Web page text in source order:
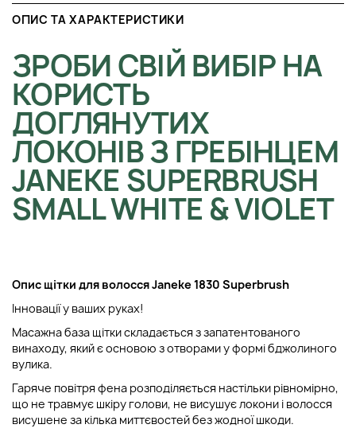
ОПИС ТА ХАРАКТЕРИСТИКИ
ЗРОБИ СВІЙ ВИБІР НА
КОРИСТЬ
ДОГЛЯНУТИХ
ЛОКОНІВ З ГРЕБІНЦЕМ
JANEKE SUPERBRUSH
SMALL WHITE & VIOLET
Опис щітки для волосся Janeke 1830 Superbrush
Інновації у ваших руках!
Масажна база щітки складається з запатентованого
винаходу, який є основою з отворами у формі бджолиного
вулика.
Гаряче повітря фена розподіляється настільки рівномірно,
що не травмує шкіру голови, не висушує локони і волосся
висушене за кілька миттєвостей без жодної шкоди.